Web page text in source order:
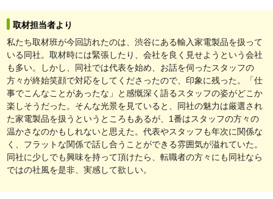
取材担当者より
私たち取材班が今回訪れたのは、渋谷にある輸入家電製品を扱って
いる同社。取材時には緊張したり、会社を良く見せようという会社
も多い。しかし、同社では代表を始め、お話を伺ったスタッフの
方々が終始笑顔で対応をしてくださったので、印象に残った。「仕
事でこんなことがあったな」と感慨深く語るスタッフの姿がどこか
楽しそうだった。そんな光景を見ていると、同社の魅力は厳選され
た家電製品を扱うというところもあるが、1番はスタッフの方々の
温かさなのかもしれないと思えた。代表やスタッフも年次に関係な
く、フラットな関係で話し合うことができる雰囲気が溢れていた。
同社に少しでも興味を持って頂けたら、転職者の方々にも同社なら
ではの社風を是非、実感して欲しい。